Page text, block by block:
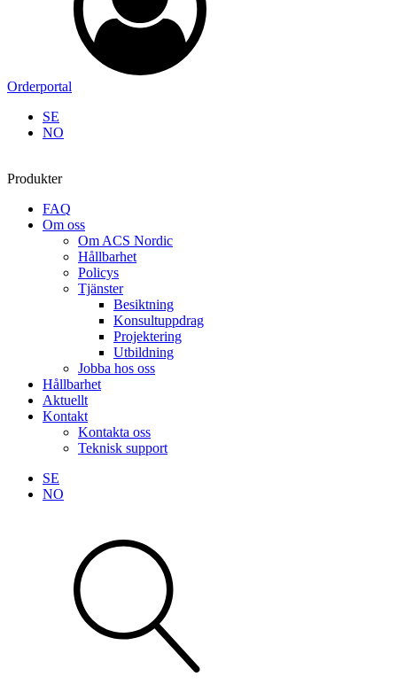
Orderportal
SE
NO
Produkter
FAQ
Om oss
Om ACS Nordic
Hållbarhet
Policys
Tjänster
Besiktning
Konsultuppdrag
Projektering
Utbildning
Jobba hos oss
Hållbarhet
Aktuellt
Kontakt
Kontakta oss
Teknisk support
SE
NO
Se alla produkter